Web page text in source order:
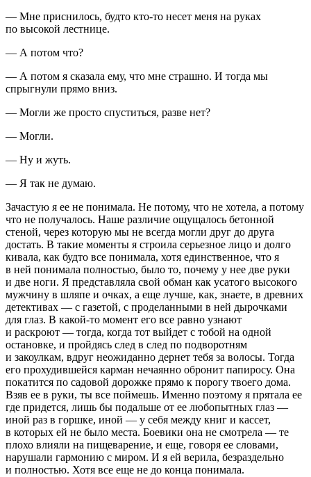
— Мне приснилось, будто кто-то несет меня на руках
по высокой лестнице.
— А потом что?
— А потом я сказала ему, что мне страшно. И тогда мы
спрыгнули прямо вниз.
— Могли же просто спуститься, разве нет?
— Могли.
— Ну и жуть.
— Я так не думаю.
Зачастую я ее не понимала. Не потому, что не хотела, а потому
что не получалось. Наше различие ощущалось бетонной
стеной, через которую мы не всегда могли друг до друга
достать. В такие моменты я строила серьезное лицо и долго
кивала, как будто все понимала, хотя единственное, что я
в ней понимала полностью, было то, почему у нее две руки
и две ноги. Я представляла свой обман как усатого высокого
мужчину в шляпе и очках, а еще лучше, как, знаете, в древних
детективах — с газетой, с проделанными в ней дырочками
для глаз. В какой-то момент его все равно узнают
и раскроют — тогда, когда тот выйдет с тобой на одной
остановке, и пройдясь след в след по подворотням
и закоулкам, вдруг неожиданно дернет тебя за волосы. Тогда
его прохудившейся карман нечаянно обронит папиросу. Она
покатится по садовой дорожке прямо к порогу твоего дома.
Взяв ее в руки, ты все поймешь. Именно поэтому я прятала ее
где придется, лишь бы подальше от ее любопытных глаз —
иной раз в горшке, иной — у себя между книг и кассет,
в которых ей не было места. Боевики она не смотрела — те
плохо влияли на пищеварение, и еще, говоря ее словами,
нарушали гармонию с миром. И я ей верила, безраздельно
и полностью. Хотя все еще не до конца понимала.